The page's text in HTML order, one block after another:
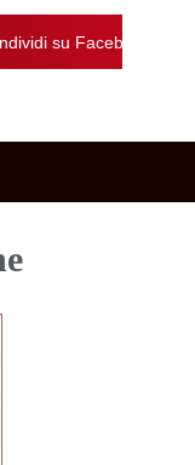
su Facebook